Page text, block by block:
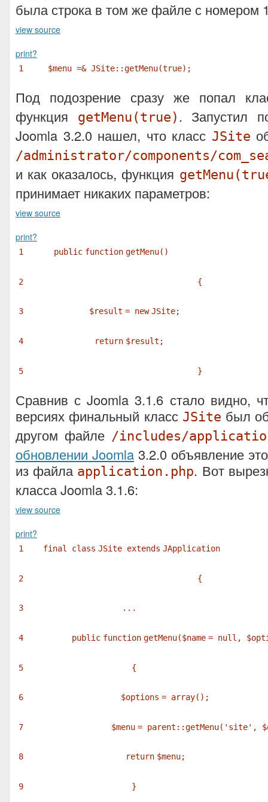
была строка в том же файле с номером
view source
print?
1 $menu =& JSite::getMenu(true);
Под подозрение сразу же попал
функция
getMenu(true) . Запустил
Joomla 3.2.0 нашел, что класс JSite
/administrator/components/
и как оказалось, функция
принимает никаких параметров:
view source
print?
1 public function getMenu()
2 {
3 $result = new JSite;
4 return $result ;
5 }
Сравнив с Joomla 3.1.6 стало видно,
версиях финальный класс JSite был
другом файле /includes/
обновлении Joomla 3.2.0 объявление
из файла application.php. Вот
класса Joomla 3.1.6:
view source
print?
1 final class JSite extends JApplication
2 {
3 ...
4 public function getMenu($name = null,
5 {
6 $options = array();
7 $menu = parent::getMenu( 'site' ,
8 return $menu;
9 }